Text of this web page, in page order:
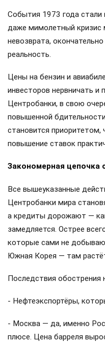
События 1973 года стали
даже мимолетный кризис
невозврата,
реальность.
Цены на бензин и
инвесторов нервничать и
Центробанки, в свою
повышенной
становится
повышение ставок
Закономерная цепочка
Все вышеуказанные
Центробанки мира
а кредиты дорожают —
замедляется. Острее
которые сами не
Южная Корея — там
Последствия
- Нефтеэкспортёры,
- Москва — да, именно
плюсе. Цена барреля